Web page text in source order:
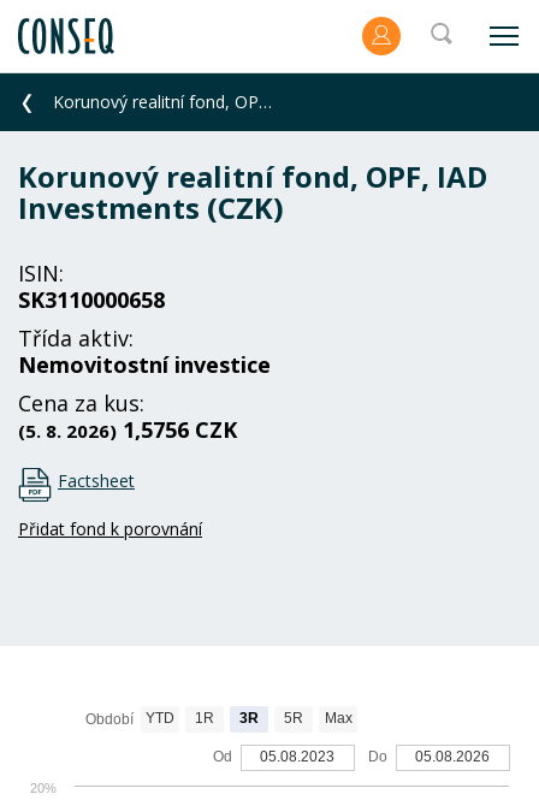
Korunový realitní fond, OPF, IAD Investments (CZK)
Korunový realitní fond, OPF, IAD
Investments (CZK)
ISIN:
SK3110000658
Třída aktiv:
Nemovitostní investice
Cena za kus:
(5. 8. 2026) 1,5756 CZK
Factsheet
Přidat fond k porovnání
20%
Období YTD 1R 3R 5R Max
Od 05.08.2023 Do 05.08.2026